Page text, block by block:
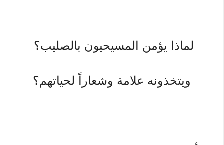
لماذا يؤمن المسيحيون بالصليب؟
ويتخذونه علامة وشعاراً لحياتهم؟